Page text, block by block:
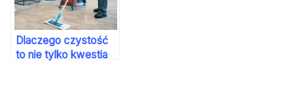
Dlaczego czystość
to nie tylko kwestia